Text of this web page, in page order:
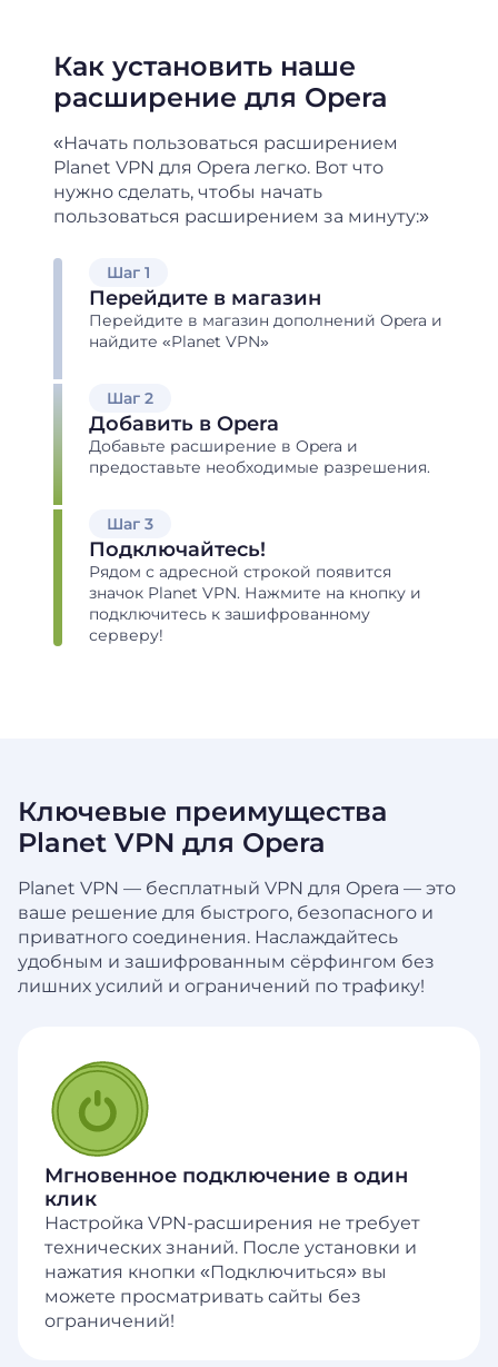
Как установить наше
расширение для Opera
«Начать пользоваться расширением
Planet VPN для Opera легко. Вот что
нужно сделать, чтобы начать
пользоваться расширением за минуту:»
Шаг 1
Перейдите в магазин
Перейдите в магазин дополнений Opera и
найдите «Planet VPN»
Шаг 2
Добавить в Opera
Добавьте расширение в Opera и
предоставьте необходимые разрешения.
Шаг 3
Подключайтесь!
Рядом с адресной строкой появится
значок Planet VPN. Нажмите на кнопку и
подключитесь к зашифрованному
серверу!
Ключевые преимущества
Planet VPN для Opera
Planet VPN — бесплатный VPN для Opera — это
ваше решение для быстрого, безопасного и
приватного соединения. Наслаждайтесь
удобным и зашифрованным сёрфингом без
лишних усилий и ограничений по трафику!
Мгновенное подключение в один
клик
Настройка VPN-расширения не требует
технических знаний. После установки и
нажатия кнопки «Подключиться» вы
можете просматривать сайты без
ограничений!